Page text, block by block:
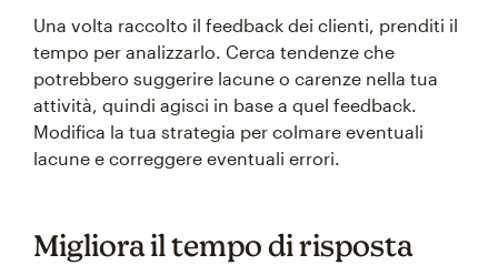
Una volta raccolto il feedback dei clienti, prenditi il
tempo per analizzarlo. Cerca tendenze che
potrebbero suggerire lacune o carenze nella tua
attività, quindi agisci in base a quel feedback.
Modifica la tua strategia per colmare eventuali
lacune e correggere eventuali errori.
Migliora il tempo di risposta